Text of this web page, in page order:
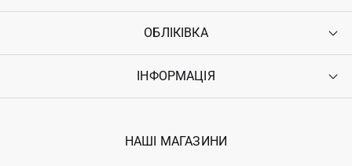
Контакти
Повернення
Гарантія
ОБЛІКІВКА
Увійти
Ostriv Club+
ІНФОРМАЦІЯ
Наші магазини
НАШІ МАГАЗИНИ